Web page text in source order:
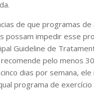
de que programas de
possam impedir esse
Guideline de
recomende pelo menos
dias por semana, ele
programa de exercício